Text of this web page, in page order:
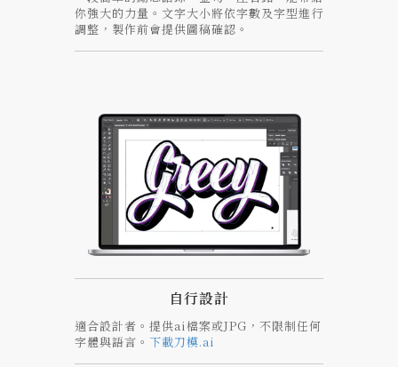
你強大的力量。文字大小將依字數及字型進行
調整，製作前會提供圖稿確認。
自行設計
適合設計者。提供ai檔案或JPG，不限制任何
字體與語言。 下載刀模.ai